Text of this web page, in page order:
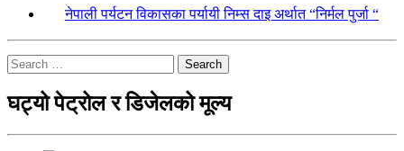
नेपाली पर्यटन विकासका पर्यायी निम्स दाइ अर्थात “निर्मल पुर्जा “
Search
घट्यो पेट्रोल र डिजेलको मूल्य